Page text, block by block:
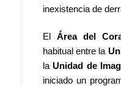
inexistencia de
El Área del
habitual entre la
la Unidad de
iniciado un